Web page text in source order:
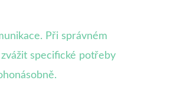
Při správném
specifické potřeby